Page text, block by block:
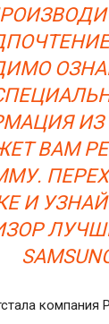
ИЗ
ВАМ
И
компания